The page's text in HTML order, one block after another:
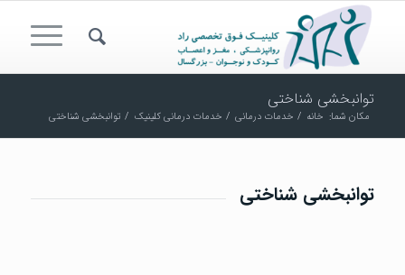
توانبخشی شناختی
مکان شما: خانه / خدمات درمانی / خدمات درمانی کلینیک / توانبخشی شناختی
توانبخشی شناختی